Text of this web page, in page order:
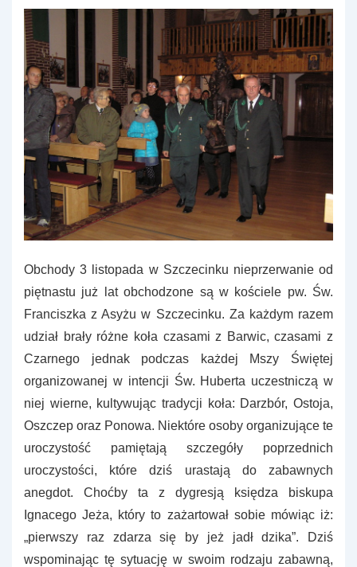
Obchody 3 listopada w Szczecinku nieprzerwanie od
piętnastu już lat obchodzone są w kościele pw. Św.
Franciszka z Asyżu w Szczecinku. Za każdym razem
udział brały różne koła czasami z Barwic, czasami z
Czarnego jednak podczas każdej Mszy Świętej
organizowanej w intencji Św. Huberta uczestniczą w
niej wierne, kultywując tradycji koła: Darzbór, Ostoja,
Oszczep oraz Ponowa. Niektóre osoby organizujące te
uroczystość pamiętają szczegóły poprzednich
uroczystości, które dziś urastają do zabawnych
anegdot. Choćby ta z dygresją księdza biskupa
Ignacego Jeża, który to zażartował sobie mówiąc iż:
„pierwszy raz zdarza się by jeż jadł dzika”. Dziś
wspominając tę sytuację w swoim rodzaju zabawną,